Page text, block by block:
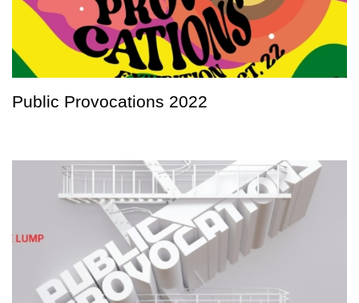
Public Provocations 2022